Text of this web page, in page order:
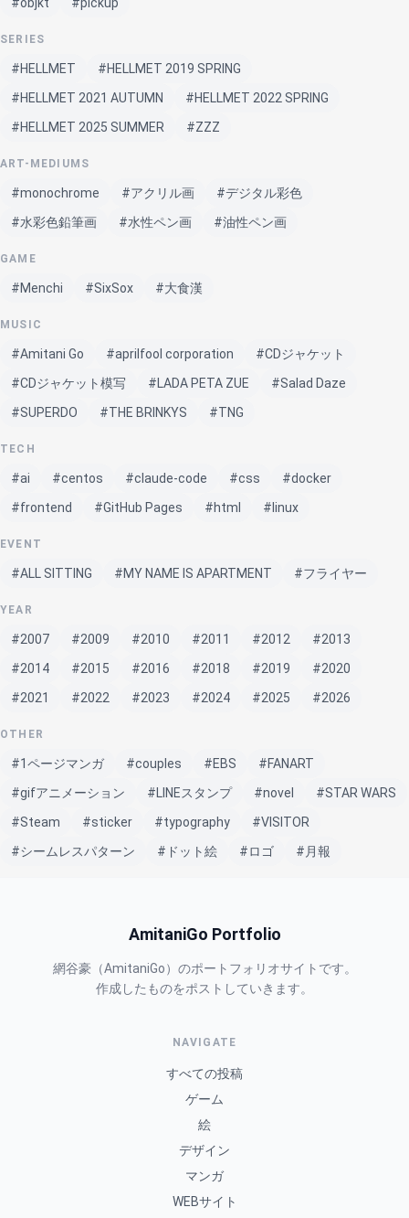
SERIES
#HELLMET
#HELLMET 2019 SPRING
#HELLMET 2021 AUTUMN
#HELLMET 2022 SPRING
#HELLMET 2025 SUMMER
#ZZZ
ART-MEDIUMS
#monochrome #アクリル画
#デジタル彩色
#水彩色鉛筆画
#水性ペン画 #油性ペン画
GAME
#Menchi #SixSox #大食漢
MUSIC
#Amitani Go #aprilfool corporation
#CDジャケット
#CDジャケット模写
#LADA PETA ZUE
#Salad Daze
#SUPERDO
#THE BRINKYS #TNG
TECH
#ai #centos #claude-code #css
#docker
#frontend
#GitHub Pages #html #linux
EVENT
#ALL SITTING #MY NAME IS APARTMENT #フライヤー
YEAR
#2007 #2009 #2010 #2011 #2012
#2013
#2014
#2015 #2016 #2018 #2019
#2020
#2021
#2022 #2023 #2024 #2025 #2026
OTHER
#1ページマンガ #couples #EBS
#FANART
#gifアニメーション
#LINEスタンプ #novel
#STAR WARS
#Steam
#sticker #typography
#VISITOR
#シームレスパターン
#ドット絵 #ロゴ #月報
AmitaniGo Portfolio
網谷豪（AmitaniGo）のポートフォリオサイトです。
作成したものをポストしていきます。
NAVIGATE
すべての投稿
ゲーム
絵
デザイン
マンガ
WEBサイト